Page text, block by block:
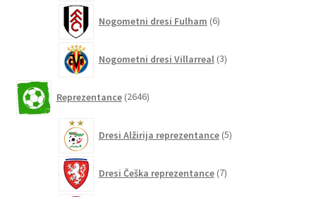
Nogometni dresi Fulham 6izdelkov
Nogometni dresi Villarreal 3izdelki
Reprezentance 2646izdelkov
Dresi Alžirija reprezentance 5izdelkov
Dresi Češka reprezentance 7izdelkov